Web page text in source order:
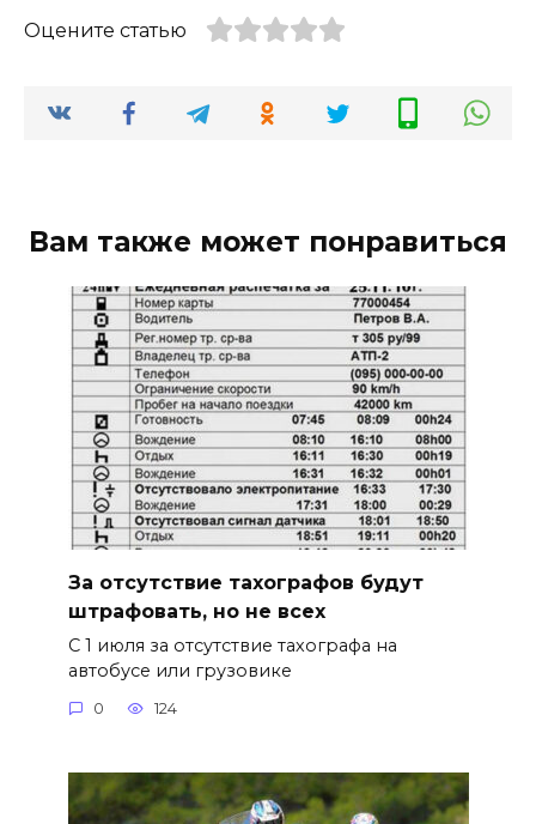
Оцените статью
Вам также может понравиться
За отсутствие тахографов будут
штрафовать, но не всех
С 1 июля за отсутствие тахографа на
автобусе или грузовике
0 124